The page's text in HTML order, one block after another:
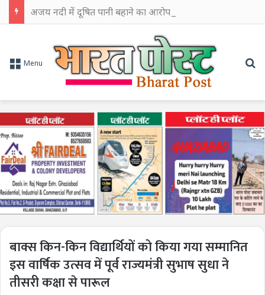
Menu
बाक्स किन-किन विद्यार्थियों को किया गया सम्मानित
इस वार्षिक उत्सव में पूर्व राज्यमंत्री सुभाष सुधा ने
तीसरी कक्षा से पारूल